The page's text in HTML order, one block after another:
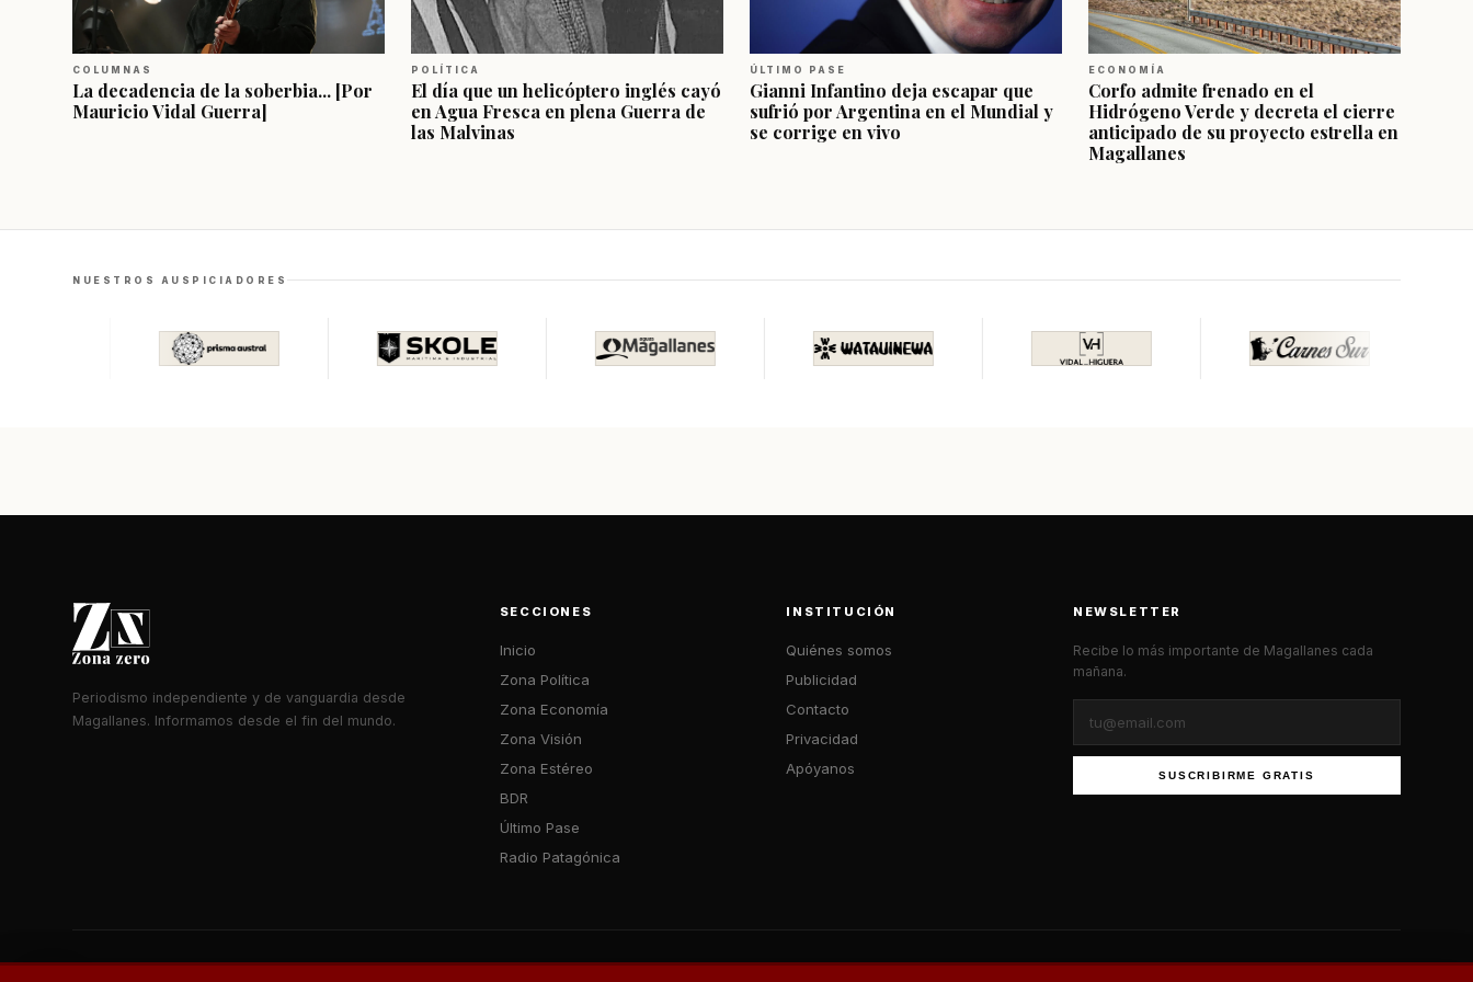
COLUMNAS
La decadencia de la soberbia... [Por
Mauricio Vidal Guerra]
POLÍTICA
El día que un helicóptero inglés cayó
en Agua Fresca en plena Guerra de
las Malvinas
ÚLTIMO PASE
Gianni Infantino deja escapar que
sufrió por Argentina en el Mundial y
se corrige en vivo
ECONOMÍA
Corfo admite frenado en el
Hidrógeno Verde y decreta el cierre
anticipado de su proyecto estrella en
Magallanes
NUESTROS AUSPICIADORES
Periodismo independiente y de vanguardia desde
Magallanes. Informamos desde el fin del mundo.
SECCIONES
Inicio
Zona Política
Zona Economía
Zona Visión
Zona Estéreo
BDR
Último Pase
Radio Patagónica
INSTITUCIÓN
Quiénes somos
Publicidad
Contacto
Privacidad
Apóyanos
NEWSLETTER
Recibe lo más importante de Magallanes cada
mañana.
SUSCRIBIRME GRATIS